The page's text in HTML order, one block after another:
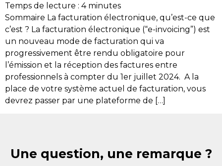
Temps de lecture : 4 minutes
Sommaire La facturation électronique, qu’est-ce que
c’est ? La facturation électronique (“e-invoicing”) est
un nouveau mode de facturation qui va
progressivement être rendu obligatoire pour
l’émission et la réception des factures entre
professionnels à compter du 1er juillet 2024. A la
place de votre système actuel de facturation, vous
devrez passer par une plateforme de […]
Une question, une remarque ?